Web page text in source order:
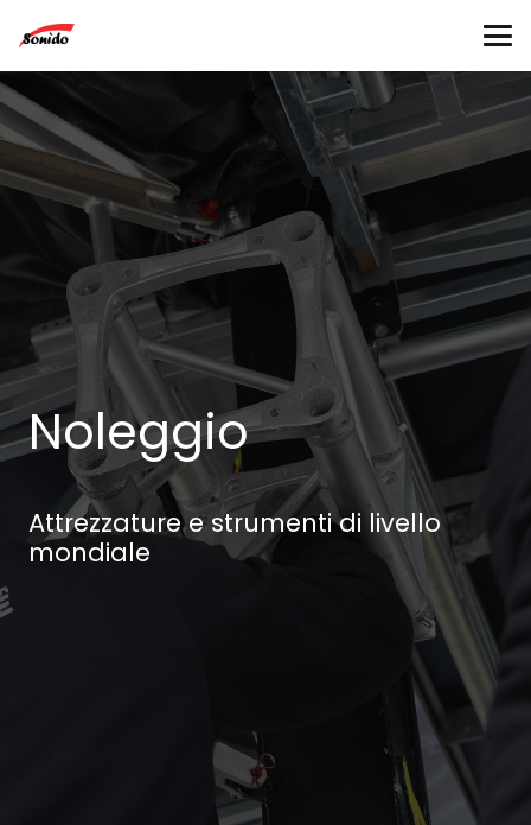
Noleggio
Attrezzature e strumenti di livello
mondiale